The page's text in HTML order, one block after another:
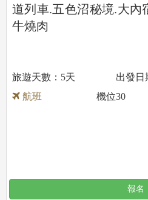
道列車.五色沼秘境.大內
牛燒肉
5天
航班
機位30
報名